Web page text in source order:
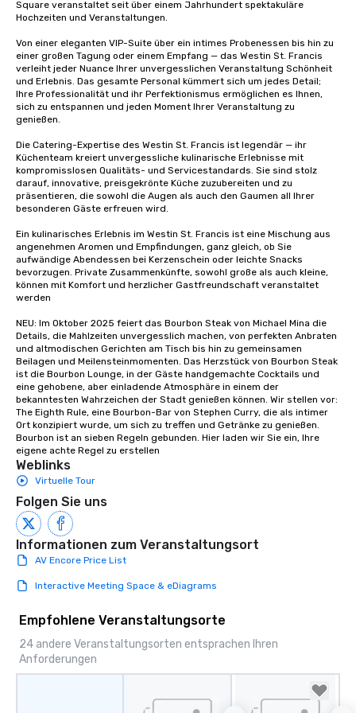
groups, small or large.
experiences can
groups from as few
as 500 guests,
a tour is stress-free
enjoy the company of
more easily. You’ll
knowing that
booked to the minute
Since the menu is
have nothing to
remember to submit
Feel Like a VIP at
Smacking Foodie
group members
about waiting in line
restaurant or being
than desirable table.
everyone is treated
those Instagram
an evening helicopter
Memorable
Smacking Foodie
Square veranstaltet seit über einem Jahrhundert spektakuläre
Hochzeiten und Veranstaltungen.
Von einer eleganten VIP-Suite über ein intimes Probenessen bis hin zu
einer großen Tagung oder einem Empfang — das Westin St. Francis
verleiht jeder Nuance Ihrer unvergesslichen Veranstaltung Schönheit
und Erlebnis. Das gesamte Personal kümmert sich um jedes Detail;
Ihre Professionalität und ihr Perfektionismus ermöglichen es Ihnen,
sich zu entspannen und jeden Moment Ihrer Veranstaltung zu
genießen.
Die Catering-Expertise des Westin St. Francis ist legendär — ihr
Küchenteam kreiert unvergessliche kulinarische Erlebnisse mit
kompromisslosen Qualitäts- und Servicestandards. Sie sind stolz
darauf, innovative, preisgekrönte Küche zuzubereiten und zu
präsentieren, die sowohl die Augen als auch den Gaumen all Ihrer
besonderen Gäste erfreuen wird.
Ein kulinarisches Erlebnis im Westin St. Francis ist eine Mischung aus
angenehmen Aromen und Empfindungen, ganz gleich, ob Sie
aufwändige Abendessen bei Kerzenschein oder leichte Snacks
bevorzugen. Private Zusammenkünfte, sowohl große als auch kleine,
können mit Komfort und herzlicher Gastfreundschaft veranstaltet
werden
NEU: Im Oktober 2025 feiert das Bourbon Steak von Michael Mina die
Details, die Mahlzeiten unvergesslich machen, von perfekten Anbraten
und altmodischen Gerichten am Tisch bis hin zu gemeinsamen
Beilagen und Meilensteinmomenten. Das Herzstück von Bourbon Steak
ist die Bourbon Lounge, in der Gäste handgemachte Cocktails und
eine gehobene, aber einladende Atmosphäre in einem der
bekanntesten Wahrzeichen der Stadt genießen können. Wir stellen vor:
The Eighth Rule, eine Bourbon-Bar von Stephen Curry, die als intimer
Ort konzipiert wurde, um sich zu treffen und Getränke zu genießen.
Bourbon ist an sieben Regeln gebunden. Hier laden wir Sie ein, Ihre
eigene achte Regel zu erstellen
Weblinks
Virtuelle Tour
Folgen Sie uns
Informationen zum Veranstaltungsort
AV Encore Price List
Interactive Meeting Space & eDiagrams
Empfohlene Veranstaltungsorte
24 andere Veranstaltungsorten entsprachen Ihren
Anforderungen